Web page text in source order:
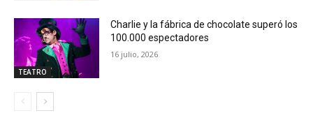
TEATRO
Charlie y la fábrica de chocolate superó los
100.000 espectadores
16 julio, 2026